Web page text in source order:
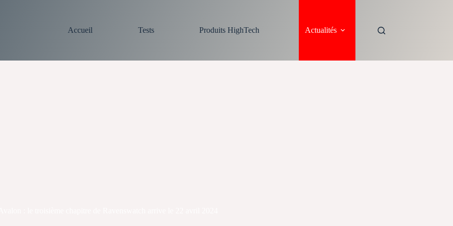
Accueil
Tests Produits HighTech Actualités